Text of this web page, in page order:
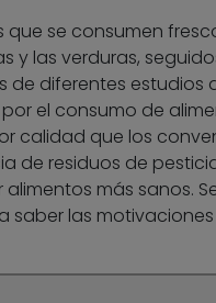
se consumen
y las verduras,
de diferentes estudios
el consumo de
calidad que los
de residuos de
más sanos.
las